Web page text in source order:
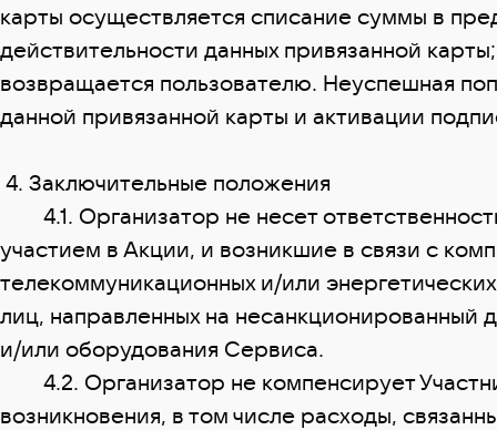
карты осуществляется списание суммы в
действительности данных привязанной
возвращается пользователю. Неуспешная
данной привязанной карты и активации
4. Заключительные положения
4.1. Организатор не несет
участием в Акции, и возникшие в связи с
телекоммуникационных и/или
лиц, направленных на несанкционированный
и/или оборудования Сервиса.
4.2. Организатор не компенсирует
возникновения, в том числе расходы,